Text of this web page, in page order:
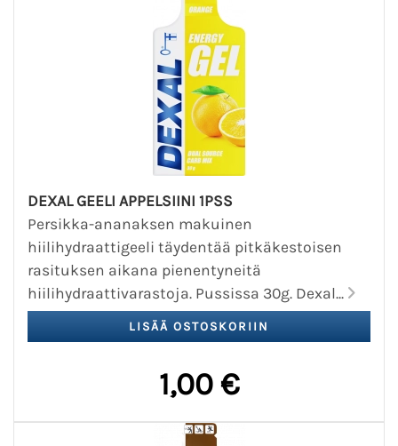
DEXAL GEELI APPELSIINI 1PSS
Persikka-ananaksen makuinen
hiilihydraattigeeli täydentää pitkäkestoisen
rasituksen aikana pienentyneitä
hiilihydraattivarastoja. Pussissa 30g. Dexal...
1,00 €